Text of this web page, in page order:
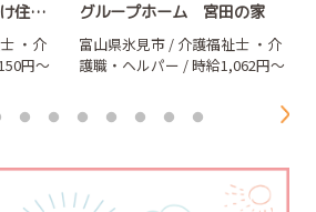
サービス付き高齢者向け住宅 リハ・ハウス来夢
・介
円～
グループホーム 宮田の家
富山県氷見市 / 介護福祉士 ・介
護職・ヘルパー / 時給1,062円～